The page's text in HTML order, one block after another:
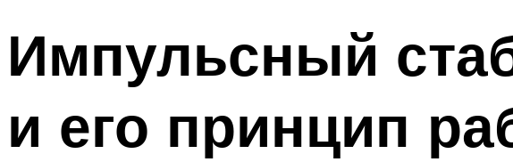
Импульсный
и его принцип